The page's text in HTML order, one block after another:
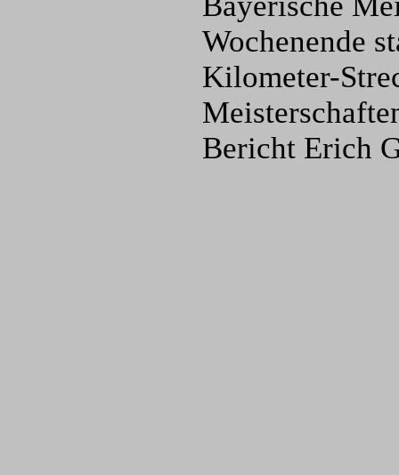
Wochenende
Kilometer-
Bericht Erich